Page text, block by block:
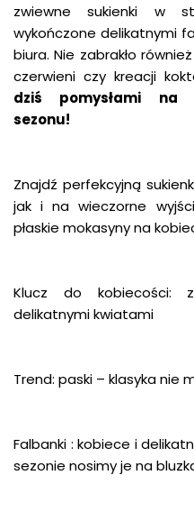
zwiewne sukienki w
wykończone delikatnymi
biura. Nie zabrakło
czerwieni czy kreacji
dziś pomysłami na
sezonu!
Znajdź perfekcyjną
jak i na wieczorne
płaskie mokasyny na
Klucz do kobiecości:
delikatnymi kwiatami
Trend: paski – klasyka nie
Falbanki : kobiece i
sezonie nosimy je na